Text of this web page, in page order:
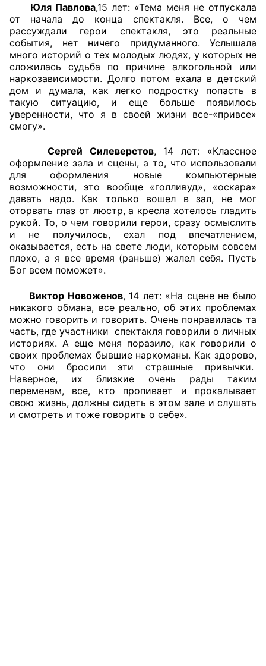
Юля Павлова,15 лет: «Тема меня не отпускала
от начала до конца спектакля. Все, о чем
рассуждали герои спектакля, это реальные
события, нет ничего придуманного. Услышала
много историй о тех молодых людях, у которых не
сложилась судьба по причине алкогольной или
наркозависимости. Долго потом ехала в детский
дом и думала, как легко подростку попасть в
такую ситуацию, и еще больше появилось
уверенности, что я в своей жизни все-«привсе»
смогу».
Сергей Силеверстов, 14 лет: «Классное
оформление зала и сцены, а то, что использовали
для оформления новые компьютерные
возможности, это вообще «голливуд», «оскара»
давать надо. Как только вошел в зал, не мог
оторвать глаз от люстр, а кресла хотелось гладить
рукой. То, о чем говорили герои, сразу осмыслить
и не получилось, ехал под впечатлением,
оказывается, есть на свете люди, которым совсем
плохо, а я все время (раньше) жалел себя. Пусть
Бог всем поможет».
Виктор Новоженов, 14 лет: «На сцене не было
никакого обмана, все реально, об этих проблемах
можно говорить и говорить. Очень понравилась та
часть, где участники спектакля говорили о личных
историях. А еще меня поразило, как говорили о
своих проблемах бывшие наркоманы. Как здорово,
что они бросили эти страшные привычки.
Наверное, их близкие очень рады таким
переменам, все, кто пропивает и прокалывает
свою жизнь, должны сидеть в этом зале и слушать
и смотреть и тоже говорить о себе».